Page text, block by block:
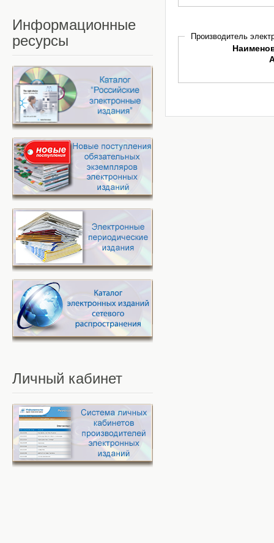
Производитель
Информационные
ресурсы
Личный кабинет